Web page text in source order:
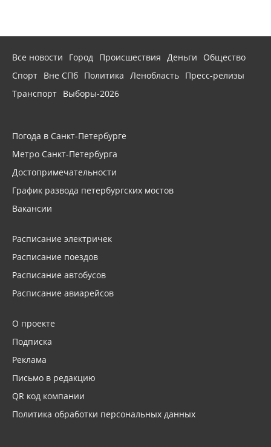
Все новости Город Происшествия Деньги
Общество
Спорт Вне СПб Политика Ленобласть Пресс-релизы
Транспорт Выборы-2026
Погода в Санкт-Петербурге
Метро Санкт-Петербурга
Достопримечательности
График развода петербургских мостов
Вакансии
Расписание электричек
Расписание поездов
Расписание автобусов
Расписание авиарейсов
О проекте
Подписка
Реклама
Письмо в редакцию
QR код компании
Политика обработки персональных данных